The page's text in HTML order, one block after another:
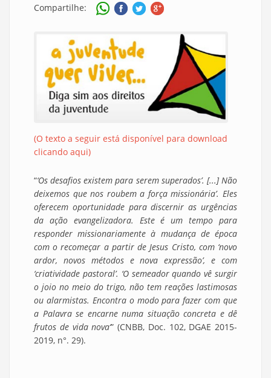
Compartilhe:
(O texto a seguir está disponível para download
clicando aqui)
“‘Os desafios existem para serem superados’. [...] Não
deixemos que nos roubem a força missionária’. Eles
oferecem oportunidade para discernir as urgências
da ação evangelizadora. Este é um tempo para
responder missionariamente à mudança de época
com o recomeçar a partir de Jesus Cristo, com ‘novo
ardor, novos métodos e nova expressão’, e com
‘criatividade pastoral’. ‘O semeador quando vê surgir
o joio no meio do trigo, não tem reações lastimosas
ou alarmistas. Encontra o modo para fazer com que
a Palavra se encarne numa situação concreta e dê
frutos de vida nova’” (CNBB, Doc. 102, DGAE 2015-
2019, n°. 29).